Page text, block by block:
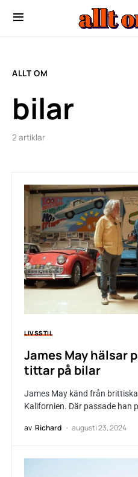
ALLT OM
bilar
2 artiklar
LIVSSTIL
James May hälsar
tittar på bilar
James May känd från brittiska
Kalifornien. Där passade han
av Richard augusti 23, 2024